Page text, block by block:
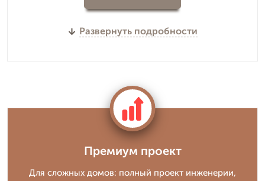
Развернуть подробности
Премиум проект
Для сложных домов: полный проект инженерии,